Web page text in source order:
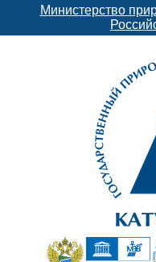
Министерство